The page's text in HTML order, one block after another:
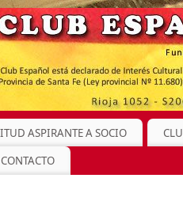
ASPIRANTE A SOCIO
CONTACTO